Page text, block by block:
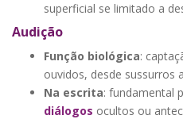
superficial se limitado a
Audição
Função biológica:
ouvidos, desde sussurros
Na escrita: fundamental
diálogos ocultos ou